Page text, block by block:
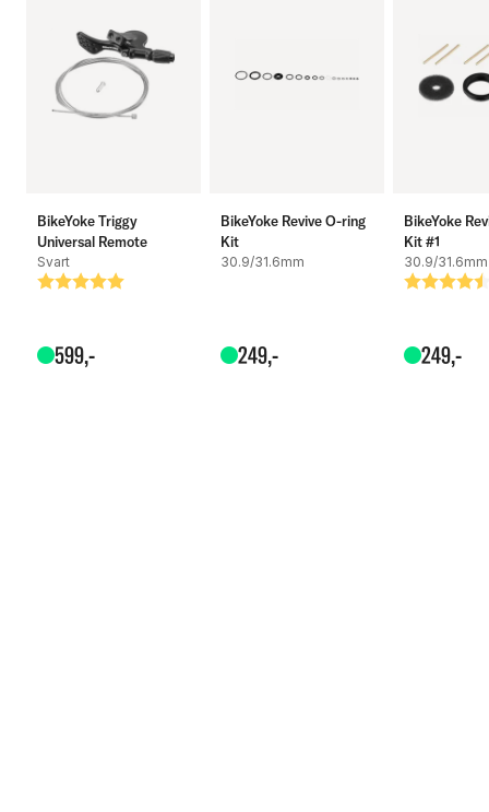
Specifikationer:
Fjärrkontroll: Ingår inte
Travel: 160 mm
BikeYoke Triggy
Universal Remote
Svart
Betyg:
5.0 utav 5 stjärnor
599,-
BikeYoke Revive O-ring
Kit
30.9/31.6mm
249,-
BikeYoke
Kit #1
30.9/31.6mm
Betyg:
4.5 utav
249,-